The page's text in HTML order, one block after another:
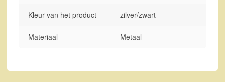
Kleur van het product zilver/zwart
Materiaal Metaal